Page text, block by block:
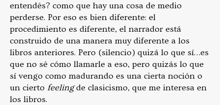
entendés? como que hay una cosa de medio
perderse. Por eso es bien diferente: el
procedimiento es diferente, el narrador está
construido de una manera muy diferente a los
libros anteriores. Pero (silencio) quizá lo que sí…es
que no sé cómo llamarle a eso, pero quizás lo que
sí vengo como madurando es una cierta noción o
un cierto feelingde clasicismo, que me interesa en
los libros.